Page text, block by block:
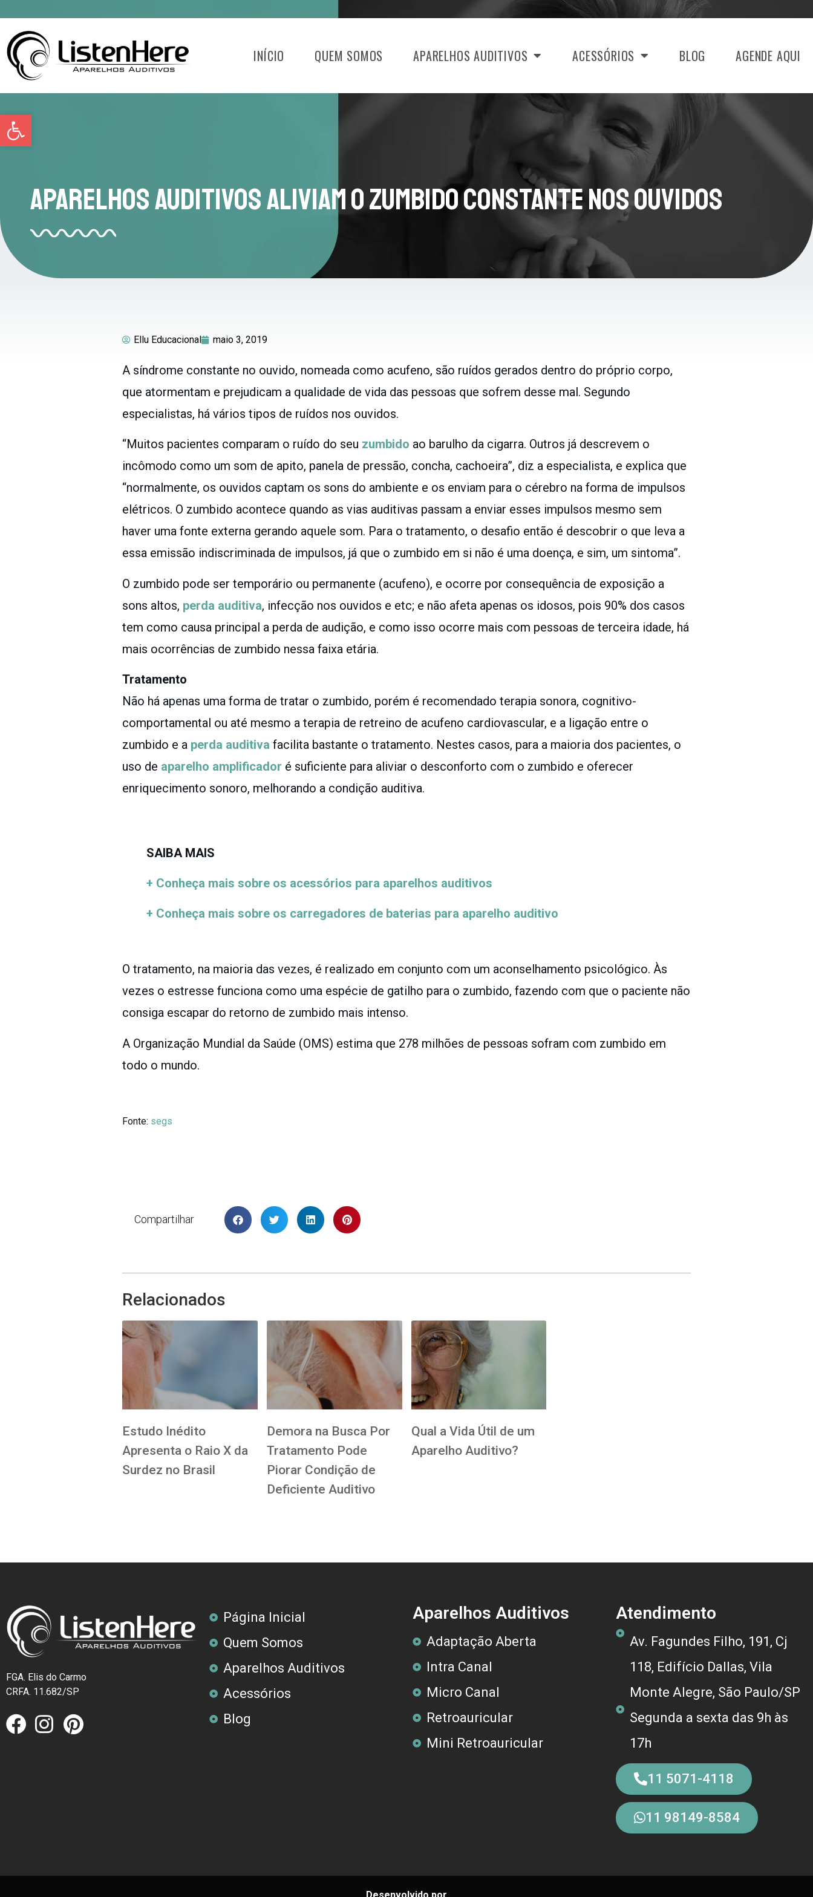
Abrir a barra de ferramentas
INÍCIO QUEM SOMOS APARELHOS AUDITIVOS ACESSÓRIOS BLOG AGENDE AQUI
Aparelhos Auditivos Aliviam o Zumbido Constante Nos Ouvidos
Ellu Educacional maio 3, 2019
A síndrome constante no ouvido, nomeada como acufeno, são ruídos gerados dentro do próprio corpo,
que atormentam e prejudicam a qualidade de vida das pessoas que sofrem desse mal. Segundo
especialistas, há vários tipos de ruídos nos ouvidos.
“Muitos pacientes comparam o ruído do seu zumbido ao barulho da cigarra. Outros já descrevem o
incômodo como um som de apito, panela de pressão, concha, cachoeira”, diz a especialista, e explica que
“normalmente, os ouvidos captam os sons do ambiente e os enviam para o cérebro na forma de impulsos
elétricos. O zumbido acontece quando as vias auditivas passam a enviar esses impulsos mesmo sem
haver uma fonte externa gerando aquele som. Para o tratamento, o desafio então é descobrir o que leva a
essa emissão indiscriminada de impulsos, já que o zumbido em si não é uma doença, e sim, um sintoma”.
O zumbido pode ser temporário ou permanente (acufeno), e ocorre por consequência de exposição a
sons altos, perda auditiva, infecção nos ouvidos e etc; e não afeta apenas os idosos, pois 90% dos casos
tem como causa principal a perda de audição, e como isso ocorre mais com pessoas de terceira idade, há
mais ocorrências de zumbido nessa faixa etária.
Tratamento
Não há apenas uma forma de tratar o zumbido, porém é recomendado terapia sonora, cognitivo-
comportamental ou até mesmo a terapia de retreino de acufeno cardiovascular, e a ligação entre o
zumbido e a perda auditiva facilita bastante o tratamento. Nestes casos, para a maioria dos pacientes, o
uso de aparelho amplificador é suficiente para aliviar o desconforto com o zumbido e oferecer
enriquecimento sonoro, melhorando a condição auditiva.
SAIBA MAIS
+ Conheça mais sobre os acessórios para aparelhos auditivos
+ Conheça mais sobre os carregadores de baterias para aparelho auditivo
O tratamento, na maioria das vezes, é realizado em conjunto com um aconselhamento psicológico. Às
vezes o estresse funciona como uma espécie de gatilho para o zumbido, fazendo com que o paciente não
consiga escapar do retorno de zumbido mais intenso.
A Organização Mundial da Saúde (OMS) estima que 278 milhões de pessoas sofram com zumbido em
todo o mundo.
Fonte: segs
Compartilhar
Relacionados
Estudo Inédito
Apresenta o Raio X da
Surdez no Brasil
Demora na Busca Por
Tratamento Pode
Piorar Condição de
Deficiente Auditivo
Qual a Vida Útil de um
Aparelho Auditivo?
FGA. Elis do Carmo
CRFA. 11.682/SP
Página Inicial
Quem Somos
Aparelhos Auditivos
Acessórios
Blog
Aparelhos Auditivos
Adaptação Aberta
Intra Canal
Micro Canal
Retroauricular
Mini Retroauricular
Atendimento
Av. Fagundes Filho, 191, Cj
118, Edifício Dallas, Vila
Monte Alegre, São Paulo/SP
Segunda a sexta das 9h às
17h
11 5071-4118
11 98149-8584